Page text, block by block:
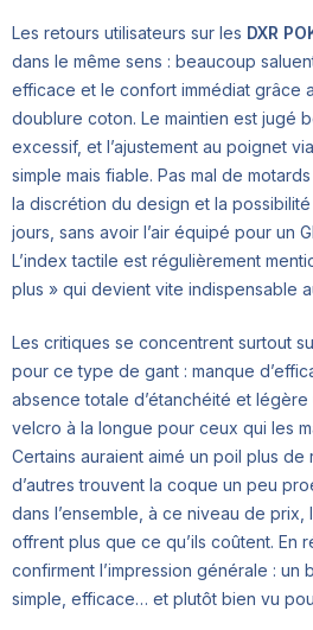
Les retours utilisateurs sur les DXR
dans le même sens : beaucoup
efficace et le confort immédiat grâce
doublure coton. Le maintien est jugé
excessif, et l’ajustement au poignet
simple mais fiable. Pas mal de
la discrétion du design et la
jours, sans avoir l’air équipé pour un
L’index tactile est régulièrement
plus » qui devient vite indispensable
Les critiques se concentrent surtout
pour ce type de gant : manque
absence totale d’étanchéité et
velcro à la longue pour ceux qui les
Certains auraient aimé un poil plus de
d’autres trouvent la coque un peu
dans l’ensemble, à ce niveau de prix,
offrent plus que ce qu’ils coûtent. En
confirment l’impression générale : un
simple, efficace… et plutôt bien vu